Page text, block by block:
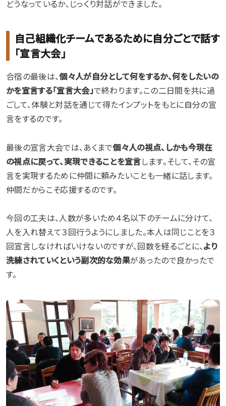
どうなっているか、じっくり対話ができました。
自己組織化チームであるために自分ごとで話す
「宣言大会」
合宿の最後は、個々人が自分として何をするか、何をしたいの
かを宣言する「宣言大会」で終わります。この二日間を共に過
ごして、体験と対話を通じて得たインプットをもとに自分の宣
言をするのです。
最後の宣言大会では、あくまで個々人の視点、しかも今現在
の視点に戻って、実現できることを宣言します。そして、その宣
言を実現するために仲間に頼みたいことも一緒に話します。
仲間だからこそ応援するのです。
今回の工夫は、人数が多いため４名以下のチームに分けて、
人を入れ替えて３回行うようにしました。本人は同じことを３
回宣言しなければいけないのですが、回数を経るごとに、より
洗練されていくという副次的な効果があったので良かったで
す。